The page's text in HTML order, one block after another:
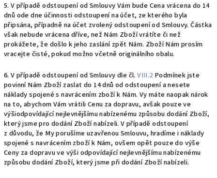
5. V případě odstoupení od Smlouvy Vám bude Cena vrácena do 14
dnů ode dne účinnosti odstoupení na účet, ze kterého byla
připsána, případně na účet zvolený odstoupení od Smlouvy. Částka
však nebude vrácena dříve, než Nám Zboží vrátíte či než
prokážete, že došlo k jeho zaslání zpět Nám. Zboží Nám prosím
vracejte čisté, pokud možno včetně originálního obalu.
6. V případě odstoupení od Smlouvy dle čl.VIII.2 Podmínek jste
povinní Nám Zboží zaslat do 14 dnů od odstoupení a nesete
náklady spojené s navrácením zboží k Nám. Vy máte naopak nárok
na to, abychom Vám vrátili Cenu za dopravu, avšak pouze ve
výšiodpovídající nejlevnějšímu nabízenému způsobu dodání Zboží,
který jsme pro dodání Zboží nabízeli. V případě odstoupení
z důvodu, že My porušíme uzavřenou Smlouvu, hradíme i náklady
spojené s navrácením zboží k Nám, ovšem opět pouze do výše
Ceny za dopravu ve výši odpovídající nejlevnějšímu nabízenému
způsobu dodání Zboží, který jsme při dodání Zboží nabízeli.